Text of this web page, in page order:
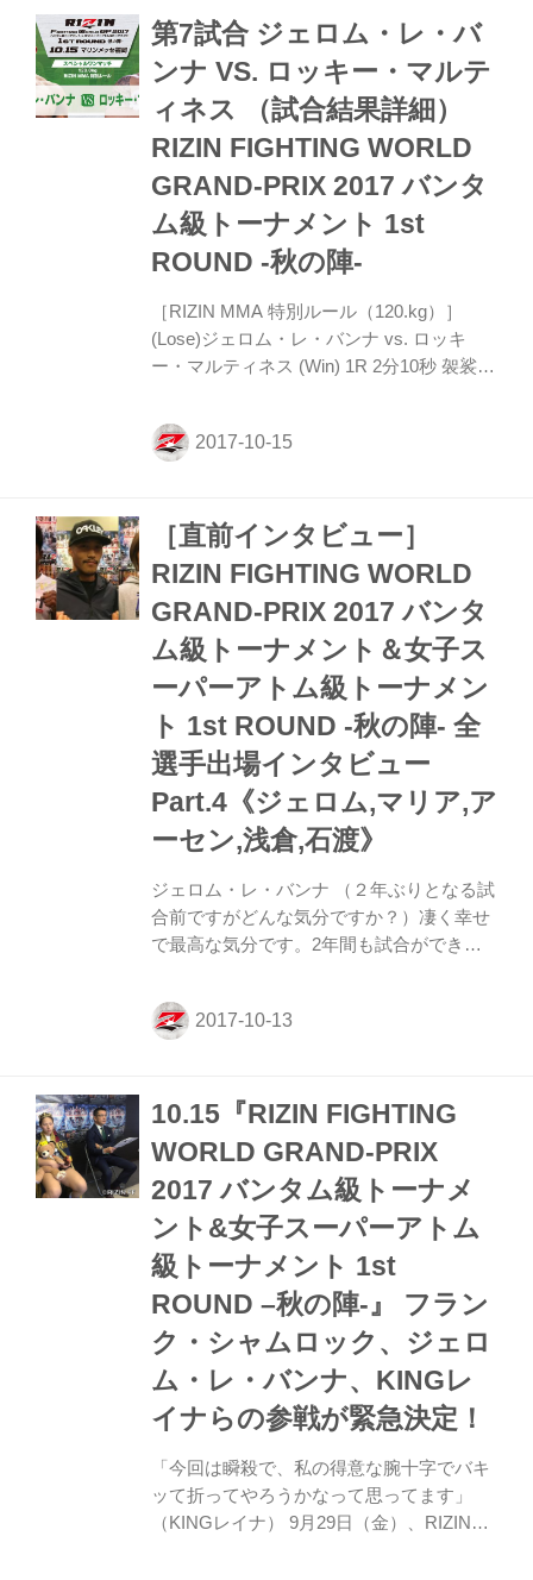
第7試合 ジェロム・レ・バ
ンナ VS. ロッキー・マルテ
ィネス （試合結果詳細）
RIZIN FIGHTING WORLD
GRAND-PRIX 2017 バンタ
ム級トーナメント 1st
ROUND -秋の陣-
［RIZIN MMA 特別ルール（120.kg）］
(Lose)ジェロム・レ・バンナ vs. ロッキ
ー・マルティネス (Win) 1R 2分10秒 袈裟固
てバンナに一本勝ち!!試合概要 1R、正面か
ら左右のワンツーでマルティネスを後退さ
ドを当てながら袈裟固めを決めると、バン
本勝ちを収めた。 ジェロム・レ・バンナ
インタビュー 「試合結果はよくなかったで
すけど、本当日本のファンに感謝していま
す」 ── 試合の感想からお願いします。 バ
ン...
［直前インタビュー］
RIZIN FIGHTING WORLD
GRAND-PRIX 2017 バンタ
ム級トーナメント＆女子ス
ーパーアトム級トーナメン
ト 1st ROUND -秋の陣- 全
選手出場インタビュー
Part.4《ジェロム,マリア,ア
ーセン,浅倉,石渡》
ジェロム・レ・バンナ （２年ぶりとなる試
合前ですがどんな気分ですか？）凄く幸せ
で最高な気分です。2年間も試合ができて
RIZINは日本でナンバー1格闘技の舞台なの
で嬉しい。 25年前から日本には来ている。
したい。 対戦相手もタフな選手なので簡単
出したいと思う。目の前で起きた状況に対
応していけばKOへの道は見えてくる。私
には世界で一流のトレーナーがついている
からグラウンドの対応もしっかりしてきて
いる。 25年間試合をしてきているが、私は
1試...
10.15『RIZIN FIGHTING
WORLD GRAND-PRIX
2017 バンタム級トーナメ
ント&女子スーパーアトム
級トーナメント 1st
ROUND –秋の陣-』 フラン
ク・シャムロック、ジェロ
ム・レ・バンナ、KINGレ
イナらの参戦が緊急決定！
「今回は瞬殺で、私の得意な腕十字でバキ
ッて折ってやろうかなって思ってます」
（KINGレイナ） 9月29日（金）、RIZIN事